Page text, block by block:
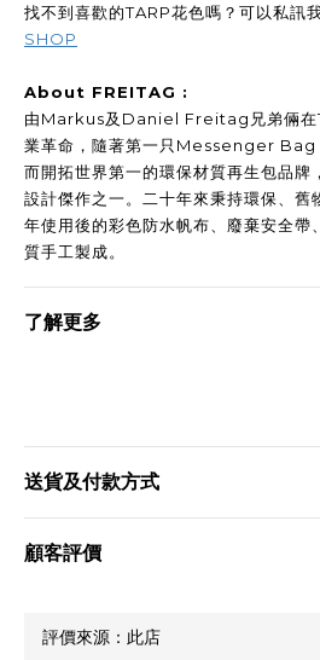
找不到喜歡的TARP花色嗎？可以私訊
SHOP
About FREITAG :
由Markus及Daniel Freitag兄弟倆在
業革命，隨著第一只Messenger Bag
而開拓世界第一的環保材質再生包品牌
設計傑作之一。二十年來秉持環保、舊
年使用後的彩色防水帆布、廢棄安全帶
質手工製成。
了解更多
送貨及付款方式
顧客評價